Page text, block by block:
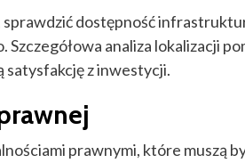
sprawdzić dostępność
analiza lokalizacji
z inwestycji.
prawnymi, które muszą